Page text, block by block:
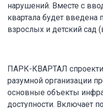
нарушений. Вместе с
квартала будет введена
взрослых и детский сад
ПАРК-КВАРТАЛ
разумной организации
основные объекты
доступности. Включает